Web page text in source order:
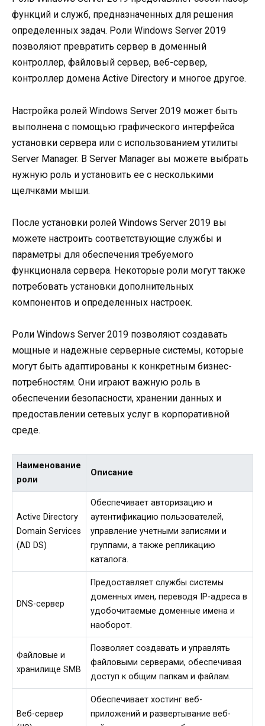
функций и служб, предназначенных для решения
определенных задач. Роли Windows Server 2019
позволяют превратить сервер в доменный
контроллер, файловый сервер, веб-сервер,
контроллер домена Active Directory и многое другое.
Настройка ролей Windows Server 2019 может быть
выполнена с помощью графического интерфейса
установки сервера или с использованием утилиты
Server Manager. В Server Manager вы можете выбрать
нужную роль и установить ее с несколькими
щелчками мыши.
После установки ролей Windows Server 2019 вы
можете настроить соответствующие службы и
параметры для обеспечения требуемого
функционала сервера. Некоторые роли могут также
потребовать установки дополнительных
компонентов и определенных настроек.
Роли Windows Server 2019 позволяют создавать
мощные и надежные серверные системы, которые
могут быть адаптированы к конкретным бизнес-
потребностям. Они играют важную роль в
обеспечении безопасности, хранении данных и
предоставлении сетевых услуг в корпоративной
среде.
Наименование
роли
Описание
Active Directory
Domain Services
(AD DS)
Обеспечивает авторизацию и
аутентификацию пользователей,
управление учетными записями и
группами, а также репликацию
каталога.
DNS-сервер
Предоставляет службы системы
доменных имен, переводя IP-адреса в
удобочитаемые доменные имена и
наоборот.
Файловые и
хранилище SMB
Позволяет создавать и управлять
файловыми серверами, обеспечивая
доступ к общим папкам и файлам.
Веб-сервер
Обеспечивает хостинг веб-
приложений и развертывание веб-